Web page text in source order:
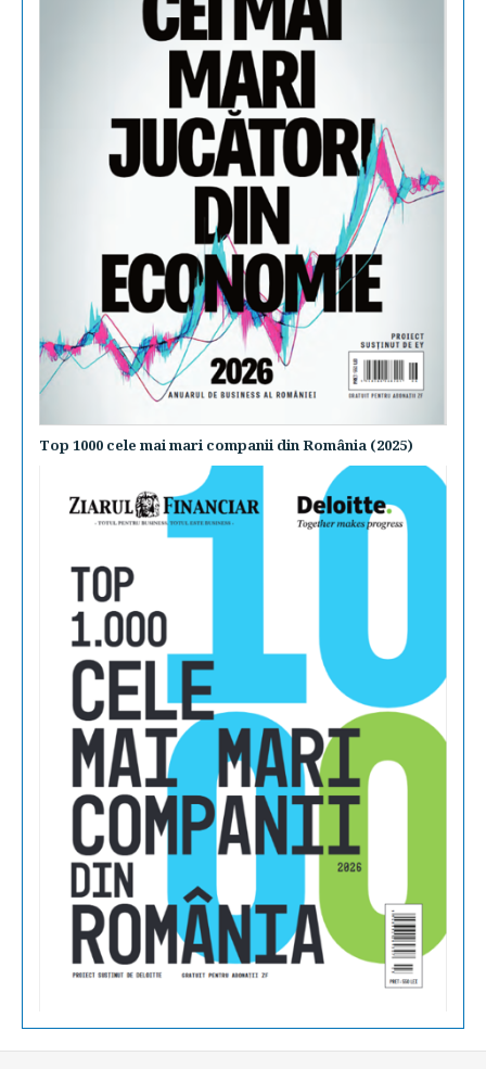
Top 1000 cele mai mari companii din România (2025)